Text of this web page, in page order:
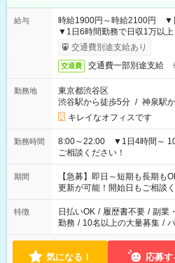
給与
時給1900円～時給2100円 ▼
▼1日6時間勤務で日収1万以上
交通費別途支給あり
交通費 交通費一部別途支給
勤務地
東京都渋谷区
渋谷駅から徒歩5分 / 神泉駅
キレイなオフィスです
勤務時間
8:00～22:00 ▼1日4時間～ 10
ご相談ください！
期間
【急募】即日～短期も長期も
更新が可能！開始日もご相談
特徴 日払いOK / 履歴書不要 / 副業
勤務 / 10名以上の大量募集 /
気になる！ 応募す